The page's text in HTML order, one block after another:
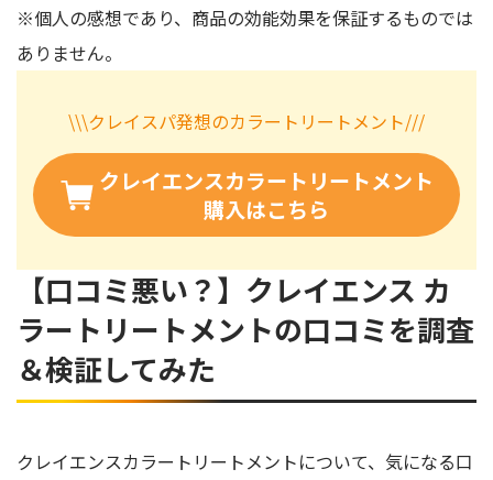
※個人の感想であり、商品の効能効果を保証するものでは
ありません。
\\\クレイスパ発想のカラートリートメント///
クレイエンスカラートリートメント
購入はこちら
【口コミ悪い？】クレイエンス カ
ラートリートメントの口コミを調査
＆検証してみた
クレイエンスカラートリートメントについて、気になる口